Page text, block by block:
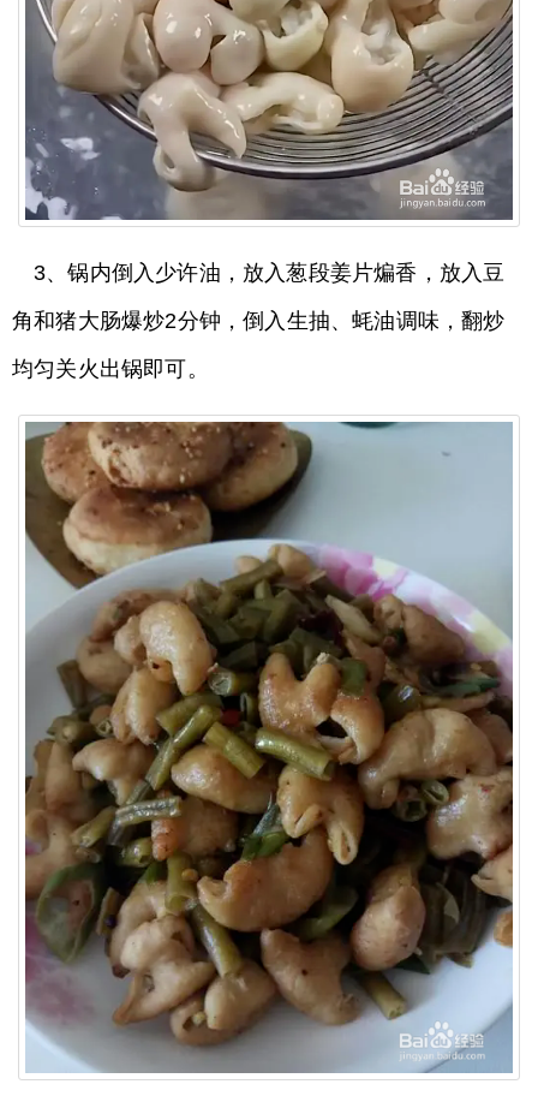
3、锅内倒入少许油，放入葱段姜片煸香，放入豆
角和猪大肠爆炒2分钟，倒入生抽、蚝油调味，翻炒
均匀关火出锅即可。